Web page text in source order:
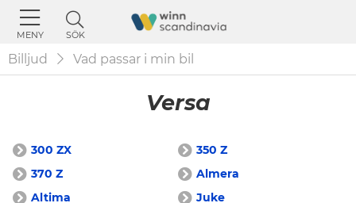
MENY SÖK
Billjud Vad passar i min bil
Versa
300 ZX
350 Z
370 Z
Almera
Altima
Juke